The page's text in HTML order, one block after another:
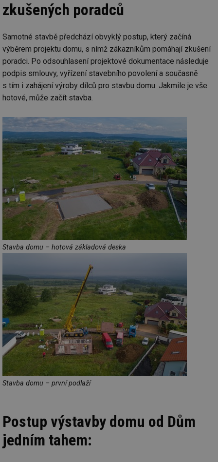
zkušených poradců
Samotné stavbě předchází obvyklý postup, který začíná
výběrem projektu domu, s nímž zákazníkům pomáhají zkušení
poradci. Po odsouhlasení projektové dokumentace následuje
podpis smlouvy, vyřízení stavebního povolení a současně
s tím i zahájení výroby dílců pro stavbu domu. Jakmile je vše
hotové, může začít stavba.
Stavba domu – hotová základová deska
Stavba domu – první podlaží
Postup výstavby domu od Dům
jedním tahem: